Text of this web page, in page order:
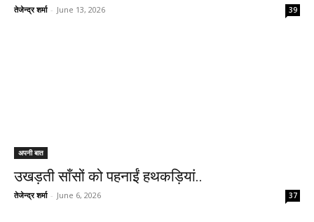
तेजेन्द्र शर्मा - June 13, 2026 39
अपनी बात
उखड़ती साँसों को पहनाईं हथकड़ियां..
तेजेन्द्र शर्मा - June 6, 2026 37